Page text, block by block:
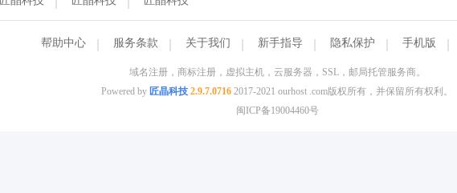
帮助中心 服务条款 关于我们 新手指导 隐私保护 手机版
域名注册，商标注册，虚拟主机，云服务器，SSL，邮局托管服务商。
Powered by 匠晶科技 2.9.7.0716 2017-2021 ourhost .com版权所有，并保留所有权利。
闽ICP备19004460号